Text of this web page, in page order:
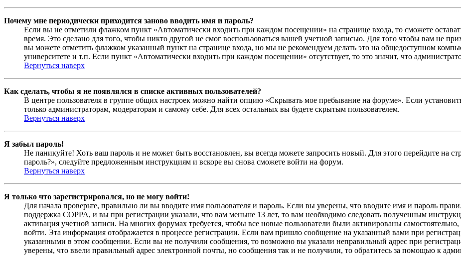
Почему мне периодически приходится заново вводить имя и пароль?
Если вы не отметили флажком пункт «Автоматически входить при каждом посещении» на странице входа, то сможете
время. Это сделано для того, чтобы никто другой не смог воспользоваться вашей учетной записью. Для того чтобы вам не
вы можете отметить флажком указанный пункт на странице входа, но мы не рекомендуем делать это на общедоступном
университете и т.п. Если пункт «Автоматически входить при каждом посещении» отсутствует, то это значит, что
Вернуться наверх
Как сделать, чтобы я не появлялся в списке активных пользователей?
В центре пользователя в группе общих настроек можно найти опцию «Скрывать мое пребывание на форуме». Если
только администраторам, модераторам и самому себе. Для всех остальных вы будете скрытым пользователем.
Вернуться наверх
Я забыл пароль!
Не паникуйте! Хоть ваш пароль и не может быть восстановлен, вы всегда можете запросить новый. Для этого перейдите на
пароль?», следуйте предложенным инструкциям и вскоре вы снова сможете войти на форум.
Вернуться наверх
Я только что зарегистрировался, но не могу войти!
Для начала проверьте, правильно ли вы вводите имя пользователя и пароль. Если вы уверены, что вводите имя и пароль
поддержка COPPA, и вы при регистрации указали, что вам меньше 13 лет, то вам необходимо следовать полученным
активация учетной записи. На многих форумах требуется, чтобы все новые пользователи были активированы
войти. Эта информация отображается в процессе регистрации. Если вам пришло сообщение на указанный вами при
указанными в этом сообщении. Если вы не получили сообщения, то возможно вы указали неправильный адрес при
уверены, что ввели правильный адрес электронной почты, но сообщения так и не получили, то обратитесь за помощью к